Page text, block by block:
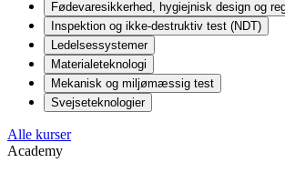
Fødevaresikkerhed, hygiejnisk design og
Inspektion og ikke-destruktiv test (NDT)
Ledelsessystemer
Materialeteknologi
Mekanisk og miljømæssig test
Svejseteknologier
Alle kurser
Academy